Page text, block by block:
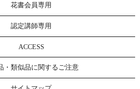
花書会員専用
認定講師専用
ACCESS
・類似品に関するご注意